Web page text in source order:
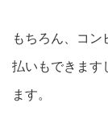
もちろん、コ
払いもできます
ます。